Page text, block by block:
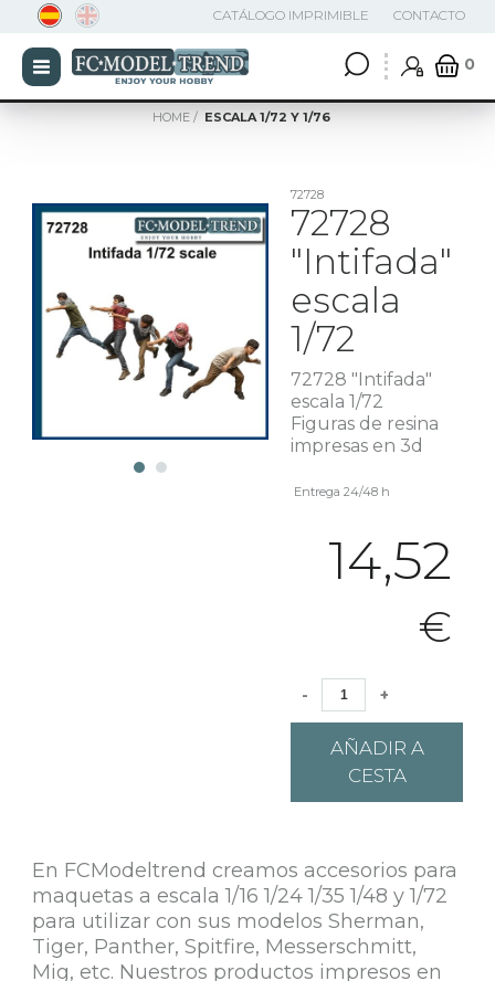
0
CATÁLOGO IMPRIMIBLE CONTACTO
HOME ESCALA 1/72 Y 1/76
72728
72728
"Intifada"
escala
1/72
72728 "Intifada"
escala 1/72
Figuras de resina
impresas en 3d
Entrega 24/48 h
14,52
€
- +
AÑADIR A
CESTA
En FCModeltrend creamos accesorios para
maquetas a escala 1/16 1/24 1/35 1/48 y 1/72
para utilizar con sus modelos Sherman,
Tiger, Panther, Spitfire, Messerschmitt,
Mig, etc. Nuestros productos impresos en